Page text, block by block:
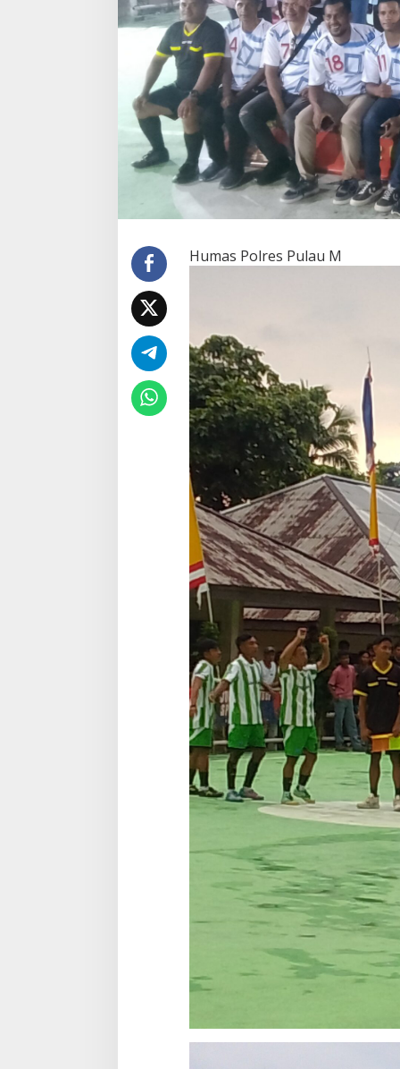
K
A
N
F
I
N
A
L
T
U
R
N
A
N
L
A
G
A
W
A
N
G
M
I
N
I
H
A
R
I
P
E
N
D
D
K
A
N
N
A
S
O
N
A
2
0
2
6
Humas Polres Pulau M